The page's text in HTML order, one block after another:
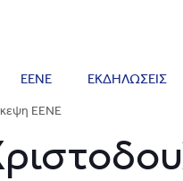
ΕΕΝΕ ΕΚΔΗΛΩΣΕΙΣ
ΕΕΝΕ